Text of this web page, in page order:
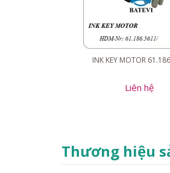
INK KEY MOTOR
Liên hệ
Thương hiệu